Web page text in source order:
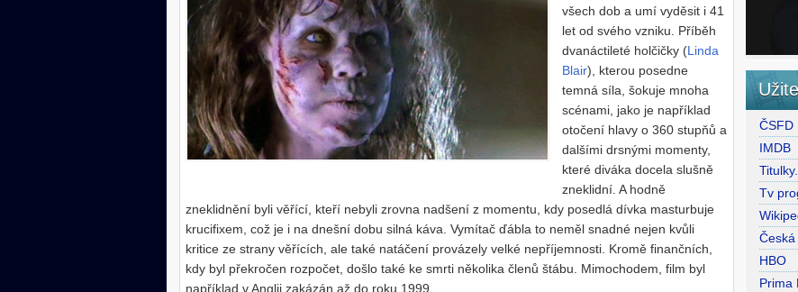
všech dob a umí vyděsit i 41
let od svého vzniku. Příběh
dvanáctileté holčičky (Linda
Blair), kterou posedne
temná síla, šokuje mnoha
scénami, jako je například
otočení hlavy o 360 stupňů a
dalšími drsnými momenty,
které diváka docela slušně
zneklidní. A hodně
zneklidnění byli věřící, kteří nebyli zrovna nadšení z momentu, kdy posedlá dívka masturbuje
krucifixem, což je i na dnešní dobu silná káva. Vymítač ďábla to neměl snadné nejen kvůli
kritice ze strany věřících, ale také natáčení provázely velké nepříjemnosti. Kromě finančních,
kdy byl překročen rozpočet, došlo také ke smrti několika členů štábu. Mimochodem, film byl
například v Anglii zakázán až do roku 1999.
ČSFD
IMDB
Tv
HBO
Prima